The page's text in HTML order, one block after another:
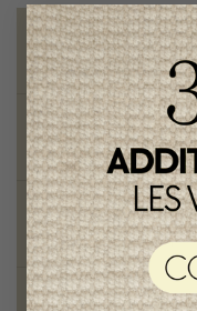
Livraison
sur toute
Vêtements
pour mamans et
Style et
qualité
Fondation des